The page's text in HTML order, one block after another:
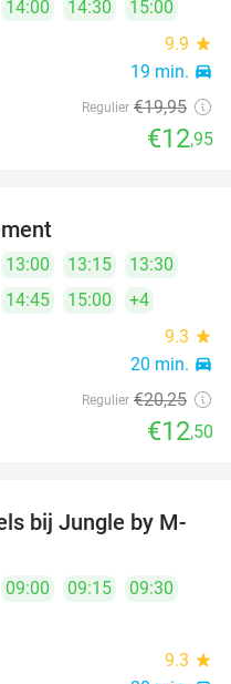
14:00 14:30
15:00
9.9 star
19 min. directions_car
Regulier €19,95
€12,95
13:00 13:15
13:30
14:45 15:00
+4
9.3 star
20 min. directions_car
Regulier €20,25
€12,50
22%
bij Jungle by M-
09:00 09:15
09:30
9.3 star